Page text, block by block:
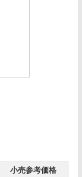
小売参考価格